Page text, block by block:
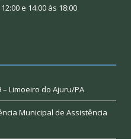
e 14:00 às 18:00
– Limoeiro do Ajuru/PA
Municipal de Assistência